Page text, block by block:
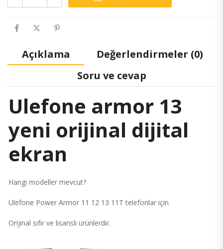
Açıklama
Değerlendirmeler (0)
Soru ve cevap
Ulefone armor 13
yeni orijinal dijital
ekran
Hangi modeller mevcut?
Ulefone Power Armor 11 12 13 11T telefonlar için
Orijinal sıfır ve lisanslı ürünlerdir.